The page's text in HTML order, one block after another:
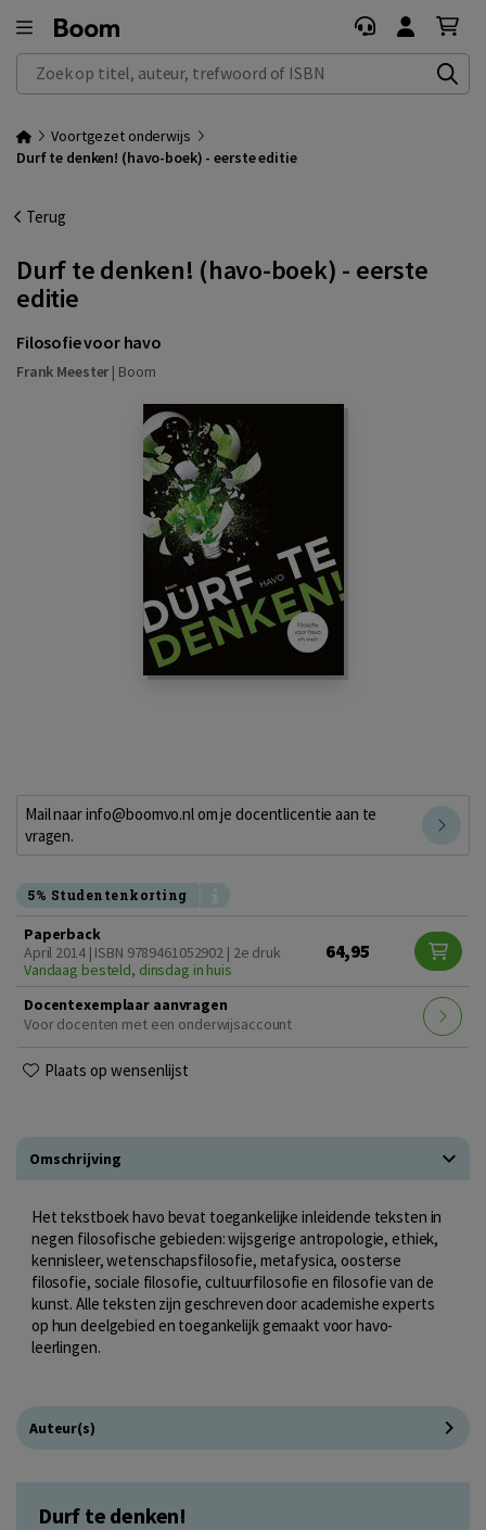
Zoek op titel, auteur, trefwoord of ISBN
Voortgezet onderwijs
Durf te denken! (havo-boek) - eerste editie
Terug
Durf te denken! (havo-boek) - eerste
editie
Filosofie voor havo
Frank Meester | Boom
Mail naar info@boomvo.nl om je docentlicentie aan te
vragen.
5% Studentenkorting
Paperback
April 2014 | ISBN 9789461052902 | 2e druk
Vandaag besteld, dinsdag in huis
64,95
Docentexemplaar aanvragen
Voor docenten met een onderwijsaccount
Plaats op wensenlijst
Omschrijving
Het tekstboek havo bevat toegankelijke inleidende teksten in
negen filosofische gebieden: wijsgerige antropologie, ethiek,
kennisleer, wetenschapsfilosofie, metafysica, oosterse
filosofie, sociale filosofie, cultuurfilosofie en filosofie van de
kunst. Alle teksten zijn geschreven door academishe experts
op hun deelgebied en toegankelijk gemaakt voor havo-
leerlingen.
Auteur(s)
Durf te denken!